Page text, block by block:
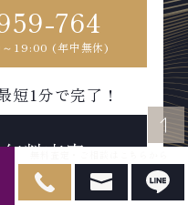
764
19:00 (年中無休)
短1分で完了！
料査定